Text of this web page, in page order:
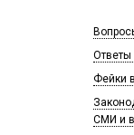
Ответы
Фейки
СМИ и